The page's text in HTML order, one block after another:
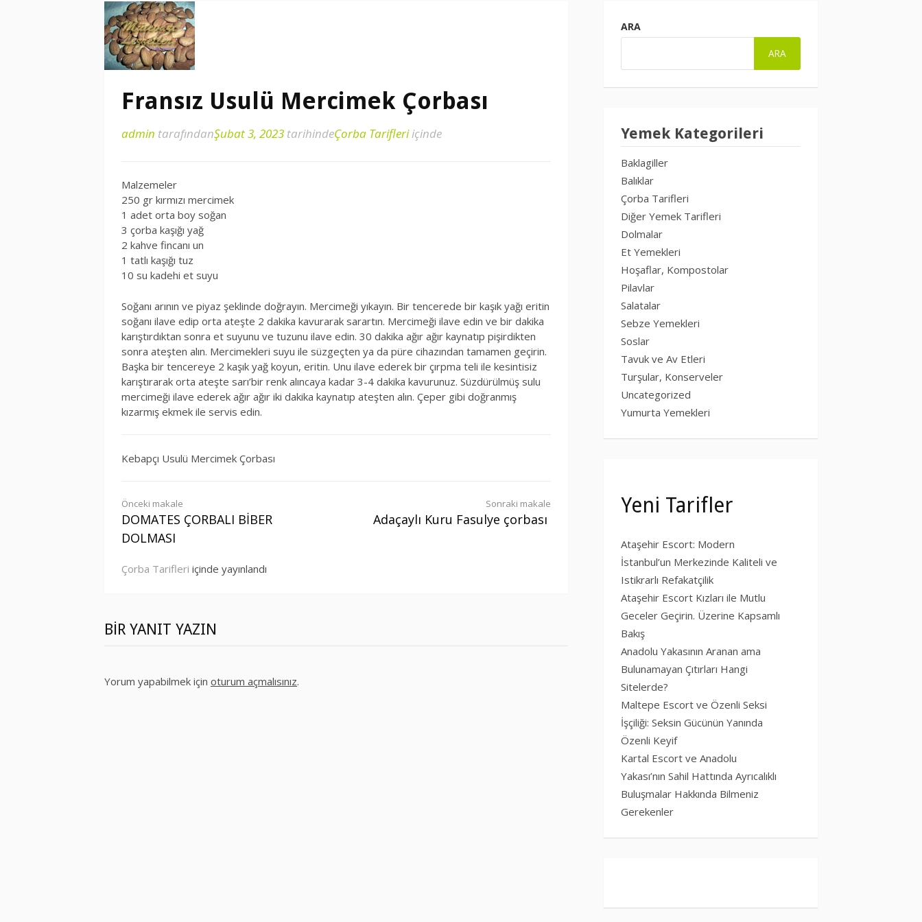
Fransız Usulü Mercimek Çorbası
admin tarafındanŞubat 3, 2023 tarihindeÇorba Tarifleriiçinde
Malzemeler
250 gr kırmızı mercimek
1 adet orta boy soğan
3 çorba kaşığı yağ
2 kahve fincanı un
1 tatlı kaşığı tuz
10 su kadehi et suyu
Soğanı arının ve piyaz şeklinde doğrayın. Mercimeği yıkayın. Bir tencerede bir kaşık yağı eritin
soğanı ilave edip orta ateşte 2 dakika kavurarak sarartın. Mercimeği ilave edin ve bir dakika
karıştırdıktan sonra et suyunu ve tuzunu ilave edin. 30 dakika ağır ağır kaynatıp pişirdikten
sonra ateşten alın. Mercimekleri suyu ile süzgeçten ya da püre cihazından tamamen geçirin.
Başka bir tencereye 2 kaşık yağ koyun, eritin. Unu ilave ederek bir çırpma teli ile kesintisiz
karıştırarak orta ateşte sarı’bir renk alıncaya kadar 3-4 dakika kavurunuz. Süzdürülmüş sulu
mercimeği ilave ederek ağır ağır iki dakika kaynatıp ateşten alın. Çeper gibi doğranmış
kızarmış ekmek ile servis edin.
Kebapçı Usulü Mercimek Çorbası
Okumaya
devam
Önceki makale
DOMATES ÇORBALI BİBER
DOLMASI
Sonraki makale
Adaçaylı Kuru Fasulye çorbası
Çorba Tarifleri içinde yayınlandı
BIR YANIT YAZIN
Yorum yapabilmek için oturum açmalısınız.
ARA
ARA
Yemek Kategorileri
Baklagiller
Balıklar
Çorba Tarifleri
Diğer Yemek Tarifleri
Dolmalar
Et Yemekleri
Hoşaflar, Kompostolar
Pilavlar
Salatalar
Sebze Yemekleri
Soslar
Tavuk ve Av Etleri
Turşular, Konserveler
Uncategorized
Yumurta Yemekleri
Yeni Tarifler
Ataşehir Escort: Modern
İstanbul’un Merkezinde Kaliteli ve
Istikrarlı Refakatçilik
Ataşehir Escort Kızları ile Mutlu
Geceler Geçirin. Üzerine Kapsamlı
Bakış
Anadolu Yakasının Aranan ama
Bulunamayan Çıtırları Hangi
Sitelerde?
Maltepe Escort ve Özenli Seksi
İşçiliği: Seksin Gücünün Yanında
Özenli Keyif
Kartal Escort ve Anadolu
Yakası’nın Sahil Hattında Ayrıcalıklı
Buluşmalar Hakkında Bilmeniz
Gerekenler